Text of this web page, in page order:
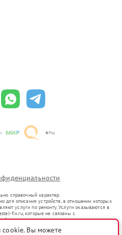
справочный характер.
для описания устройств, в отношении которых
услуги по ремонту. Услуги оказываются в
fix.ru, которые не связаны с
представителями.
в гражданский оборот в соответствии
cookie. Вы можете